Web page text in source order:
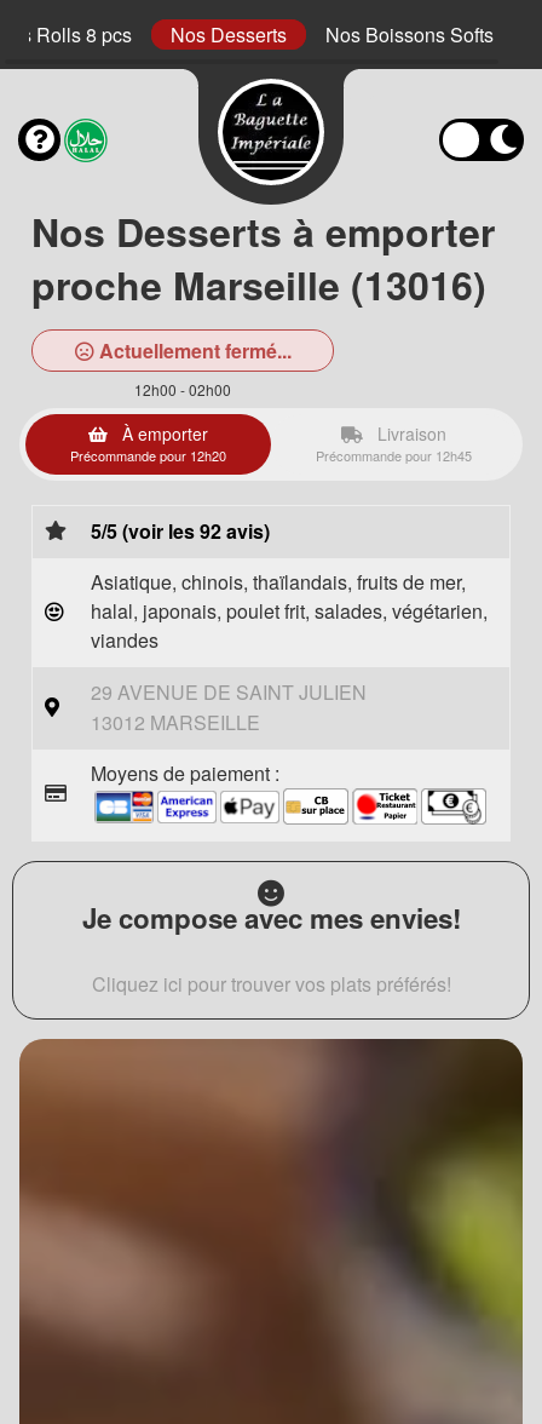
Rolls 8 pcs Nos Desserts Nos Boissons Softs
Nos Desserts à emporter
proche Marseille (13016)
Actuellement fermé...
12h00 - 02h00
À emporter
Précommande pour 12h20
Livraison
Précommande pour 12h45
5/5 (voir les 92 avis)
Asiatique, chinois, thaïlandais, fruits de mer,
halal, japonais, poulet frit, salades, végétarien,
viandes
29 AVENUE DE SAINT JULIEN
13012 MARSEILLE
Moyens de paiement :
Je compose avec mes envies!
Cliquez ici pour trouver vos plats préférés!